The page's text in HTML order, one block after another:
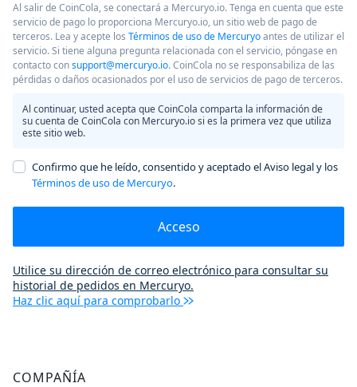
Al salir de CoinCola, se conectará a Mercuryo.io. Tenga en cuenta que este
servicio de pago lo proporciona Mercuryo.io, un sitio web de pago de
terceros. Lea y acepte los Términos de uso de Mercuryoantes de utilizar el
servicio. Si tiene alguna pregunta relacionada con el servicio, póngase en
contacto consupport@mercuryo.io. CoinCola no se responsabiliza de las
pérdidas o daños ocasionados por el uso de servicios de pago de terceros.
Al continuar, usted acepta que CoinCola comparta la información de
su cuenta de CoinCola con Mercuryo.io si es la primera vez que utiliza
este sitio web.
Confirmo que he leído, consentido y aceptado el Aviso legal y los
Términos de uso de Mercuryo.
Acceso
Utilice su dirección de correo electrónico para consultar su
historial de pedidos en Mercuryo.
Haz clic aquí para comprobarlo
COMPAÑÍA